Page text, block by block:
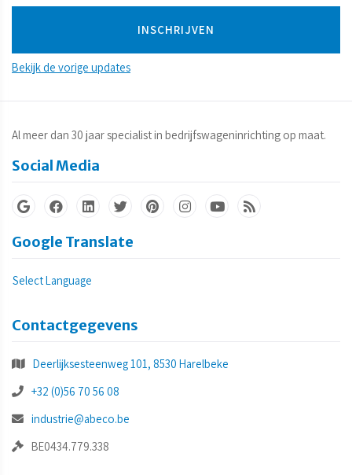
Bekijk de vorige updates
Al meer dan 30 jaar specialist in bedrijfswageninrichting op maat.
Social Media
Google Translate
Select Language
Contactgegevens
Deerlijksesteenweg 101, 8530 Harelbeke
+32 (0)56 70 56 08
industrie@abeco.be
BE0434.779.338